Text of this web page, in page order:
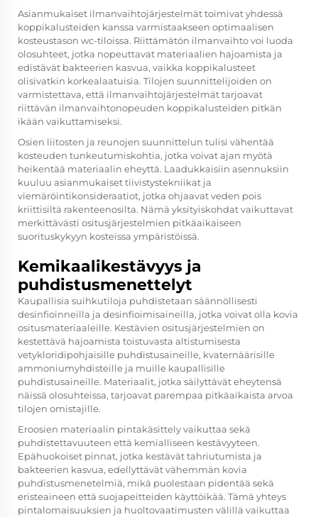
Asianmukaiset ilmanvaihtojärjestelmät toimivat yhdessä
koppikalusteiden kanssa varmistaakseen optimaalisen
kosteustason wc-tiloissa. Riittämätön ilmanvaihto voi luoda
olosuhteet, jotka nopeuttavat materiaalien hajoamista ja
edistävät bakteerien kasvua, vaikka koppikalusteet
olisivatkin korkealaatuisia. Tilojen suunnittelijoiden on
varmistettava, että ilmanvaihtojärjestelmät tarjoavat
riittävän ilmanvaihtonopeuden koppikalusteiden pitkän
ikään vaikuttamiseksi.
Osien liitosten ja reunojen suunnittelun tulisi vähentää
kosteuden tunkeutumiskohtia, jotka voivat ajan myötä
heikentää materiaalin eheyttä. Laadukkaisiin asennuksiin
kuuluu asianmukaiset tiivistystekniikat ja
viemäröintikonsideraatiot, jotka ohjaavat veden pois
kriittisiltä rakenteenosilta. Nämä yksityiskohdat vaikuttavat
merkittävästi ositusjärjestelmien pitkäaikaiseen
suorituskykyyn kosteissa ympäristöissä.
Kemikaalikestävyys ja
puhdistusmenettelyt
Kaupallisia suihkutiloja puhdistetaan säännöllisesti
desinfioinneilla ja desinfioimisaineilla, jotka voivat olla kovia
ositusmateriaaleille. Kestävien ositusjärjestelmien on
kestettävä hajoamista toistuvasta altistumisesta
vetykloridipohjaisille puhdistusaineille, kvaternäärisille
ammoniumyhdisteille ja muille kaupallisille
puhdistusaineille. Materiaalit, jotka säilyttävät eheytensä
näissä olosuhteissa, tarjoavat parempaa pitkäaikaista arvoa
tilojen omistajille.
Eroosien materiaalin pintakäsittely vaikuttaa sekä
puhdistettavuuteen että kemialliseen kestävyyteen.
Epähuokoiset pinnat, jotka kestävät tahriutumista ja
bakteerien kasvua, edellyttävät vähemmän kovia
puhdistusmenetelmiä, mikä puolestaan pidentää sekä
eristeaineen että suojapeitteiden käyttöikää. Tämä yhteys
pintalomaisuuksien ja huoltovaatimusten välillä vaikuttaa